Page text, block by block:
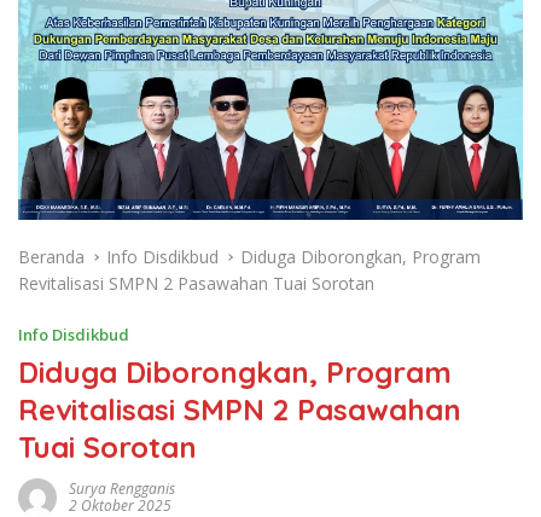
Beranda Info Disdikbud
Diduga Diborongkan, Program
Revitalisasi SMPN 2 Pasawahan Tuai Sorotan
Info Disdikbud
Diduga Diborongkan, Program
Revitalisasi SMPN 2 Pasawahan
Tuai Sorotan
Surya Rengganis
2 Oktober 2025